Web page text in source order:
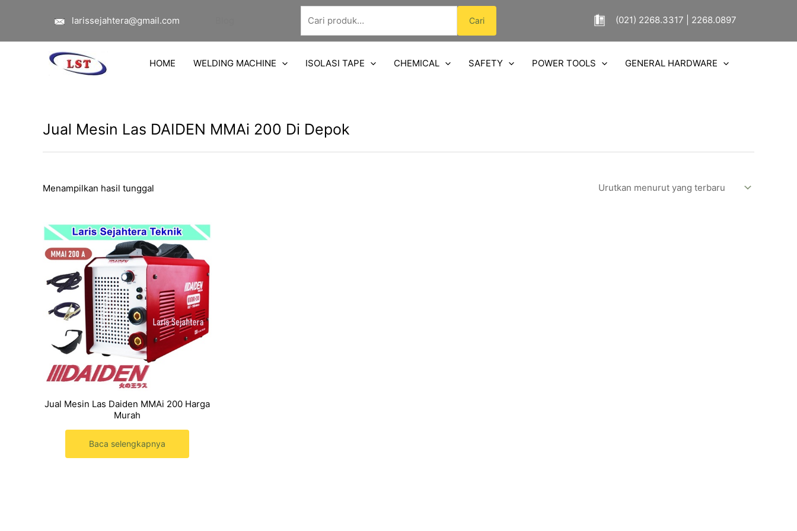
larissejahtera@gmail.com
Pencarian
untuk:
Cari (021) 2268.3317 | 2268.0897
HOME WELDING MACHINE ISOLASI TAPE CHEMICAL SAFETY POWER TOOLS GENERAL HARDWARE
Jual Mesin Las DAIDEN MMAi 200 Di Depok
Menampilkan hasil tunggal
Jual Mesin Las Daiden MMAi 200 Harga
Murah
Baca selengkapnya